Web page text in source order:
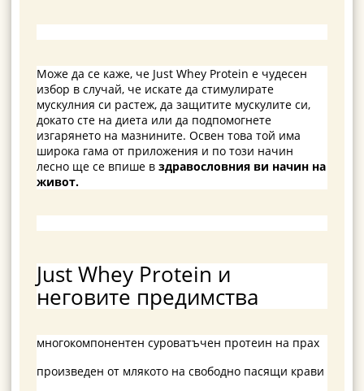
Може да се каже, че Just Whey Protein е чудесен
избор в случай, че искате да стимулирате
мускулния си растеж, да защитите мускулите си,
докато сте на диета или да подпомогнете
изгарянето на мазнините. Освен това той има
широка гама от приложения и по този начин
лесно ще се впише в здравословния ви начин на
живот.
Just Whey Protein и
неговите предимства
многокомпонентен суроватъчен протеин на прах
произведен от млякото на свободно пасящи крави